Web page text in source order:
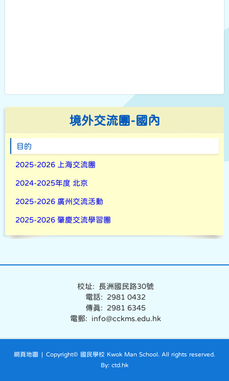
境外交流團-國內
目的
2025-2026 上海交流團
2024-2025年度 北京
2025-2026 廣州交流活動
2025-2026 肇慶交流學習團
校址: 長洲國民路30號
電話: 2981 0432
傳真: 2981 6345
電郵: info@cckms.edu.hk
網頁地圖 | Copyright© 國民學校 Kwok Man School. All rights reserved.
By: ctd.hk